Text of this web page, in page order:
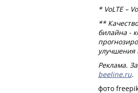
* VoLTE –
**
билайна -
улучшения
Реклама.
beeline.ru.
фото